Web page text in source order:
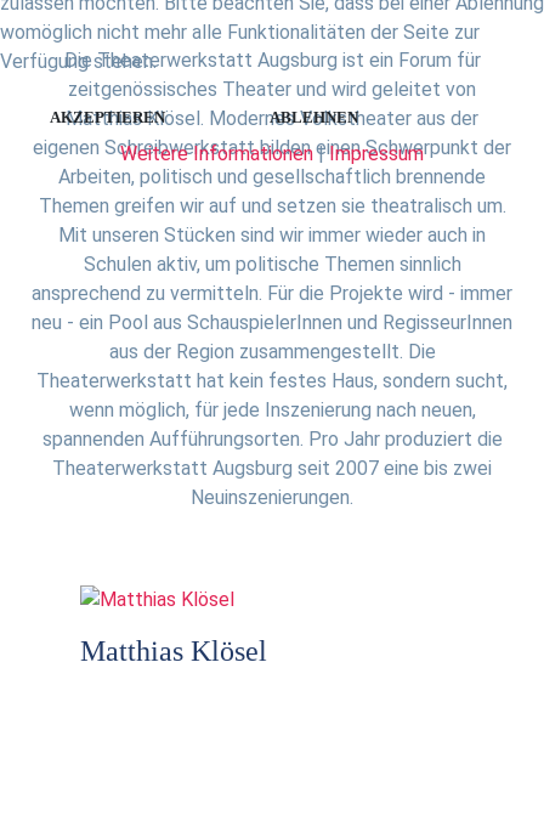
Die Theaterwerkstatt Augsburg ist ein Forum für
zeitgenössisches Theater und wird geleitet von
Matthias Klösel. Modernes Volkstheater aus der
eigenen Schreibwerkstatt bilden einen Schwerpunkt der
Arbeiten, politisch und gesellschaftlich brennende
Themen greifen wir auf und setzen sie theatralisch um.
Mit unseren Stücken sind wir immer wieder auch in
Schulen aktiv, um politische Themen sinnlich
ansprechend zu vermitteln. Für die Projekte wird - immer
neu - ein Pool aus SchauspielerInnen und RegisseurInnen
aus der Region zusammengestellt. Die
Theaterwerkstatt hat kein festes Haus, sondern sucht,
wenn möglich, für jede Inszenierung nach neuen,
spannenden Aufführungsorten. Pro Jahr produziert die
Theaterwerkstatt Augsburg seit 2007 eine bis zwei
Neuinszenierungen.
Matthias Klösel
womöglich nicht mehr alle Funktionalitäten der Seite zur
Verfügung stehen.
AKZEPTIEREN ABLEHNEN
Weitere Informationen|Impressum